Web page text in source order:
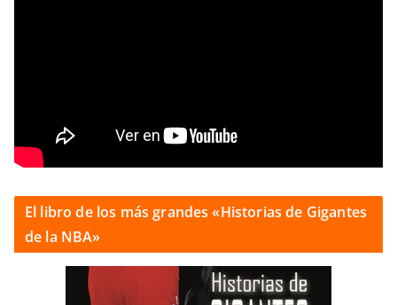
El libro de los más grandes «Historias de Gigantes
de la NBA»